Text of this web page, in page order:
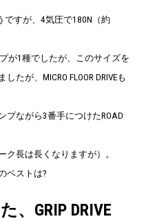
ですが、4気圧で180N（約
が1種でしたが、このサイズを
したが、 MICRO FLOOR DRIVEも
ながら3番手につけたROAD
長は長くなりますが）。
ベストは?
、GRIP DRIVE